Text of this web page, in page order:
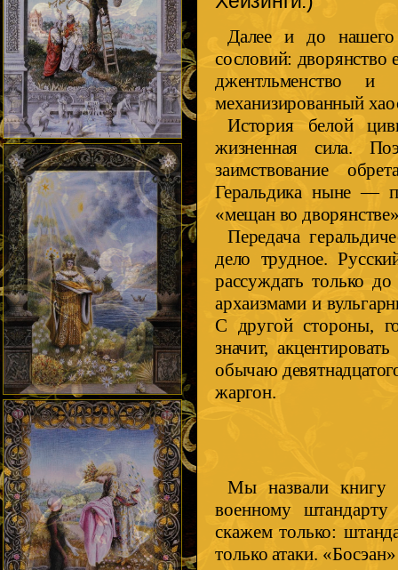
Далее и до нашего
сословий: дворянство
джентльменство и
механизированный
История белой
жизненная сила.
заимствование
Геральдика ныне —
«мещан во
Передача
дело трудное.
рассуждать только
архаизмами и
С другой стороны,
значит,
обычаю
жаргон.
Мы назвали книгу
военному штандарту
скажем только:
только атаки.